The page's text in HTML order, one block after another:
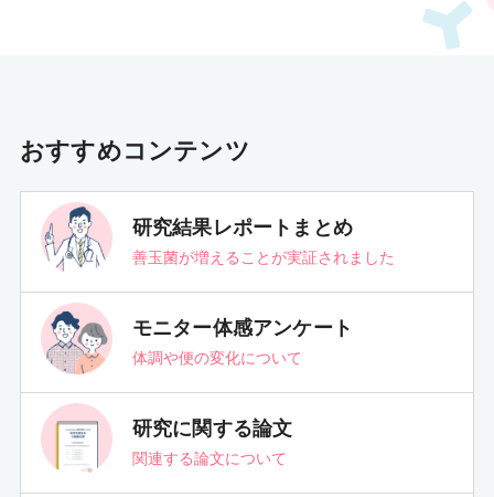
おすすめコンテンツ
研究結果レポートまとめ
善玉菌が増えることが実証されました
モニター体感アンケート
体調や便の変化について
研究に関する論文
関連する論文について